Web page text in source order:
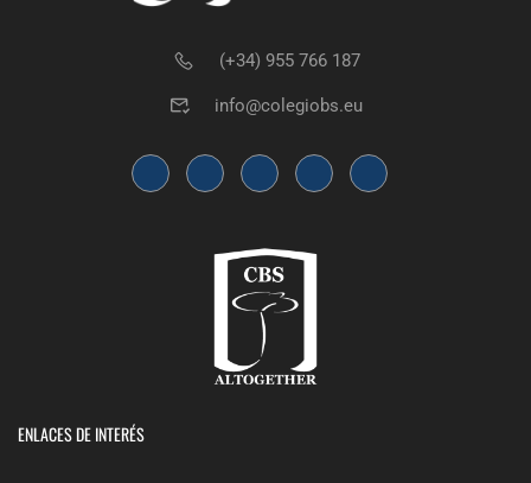
(+34) 955 766 187
info@colegiobs.eu
ENLACES DE INTERÉS